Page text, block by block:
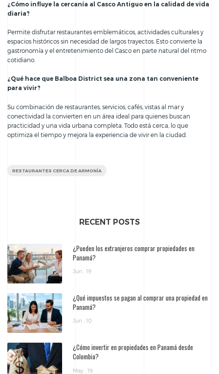
¿Cómo influye la cercanía al Casco Antiguo en la calidad de vida
diaria?
Permite disfrutar restaurantes emblemáticos, actividades culturales y
espacios históricos sin necesidad de largos trayectos. Esto convierte la
gastronomía y el entretenimiento del Casco en parte natural del ritmo
cotidiano.
¿Qué hace que Balboa District sea una zona tan conveniente
para vivir?
Su combinación de restaurantes, servicios, cafés, vistas al mar y
conectividad la convierten en un área ideal para quienes buscan
practicidad y una vida urbana completa. Todo está cerca, lo que
optimiza el tiempo y mejora la experiencia de vivir en la ciudad.
RESTAURANTES CERCA DE ARMONÍA
RECENT POSTS
¿Pueden los extranjeros comprar propiedades en
Panamá?
Jun , 19
¿Qué impuestos se pagan al comprar una propiedad en
Panamá?
Jun , 10
¿Cómo invertir en propiedades en Panamá desde
Colombia?
May , 19